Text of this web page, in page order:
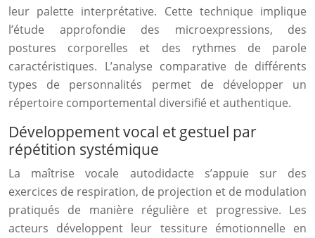
leur palette interprétative. Cette technique implique
l’étude approfondie des microexpressions, des
postures corporelles et des rythmes de parole
caractéristiques. L’analyse comparative de différents
types de personnalités permet de développer un
répertoire comportemental diversifié et authentique.
Développement vocal et gestuel par
répétition systémique
La maîtrise vocale autodidacte s’appuie sur des
exercices de respiration, de projection et de modulation
pratiqués de manière régulière et progressive. Les
acteurs développent leur tessiture émotionnelle en